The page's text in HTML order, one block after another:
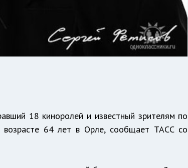
18 киноролей и известный зрителям по
64 лет в Орле, сообщает ТАСС со